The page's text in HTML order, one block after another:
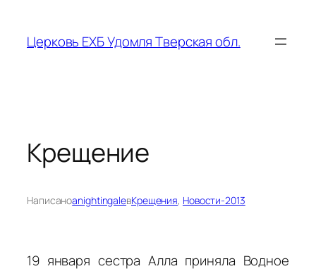
содержимому
Церковь ЕХБ Удомля Тверская обл.
Крещение
НаписаноanightingaleвКрещения, Новости-2013
19 января сестра Алла приняла Водное